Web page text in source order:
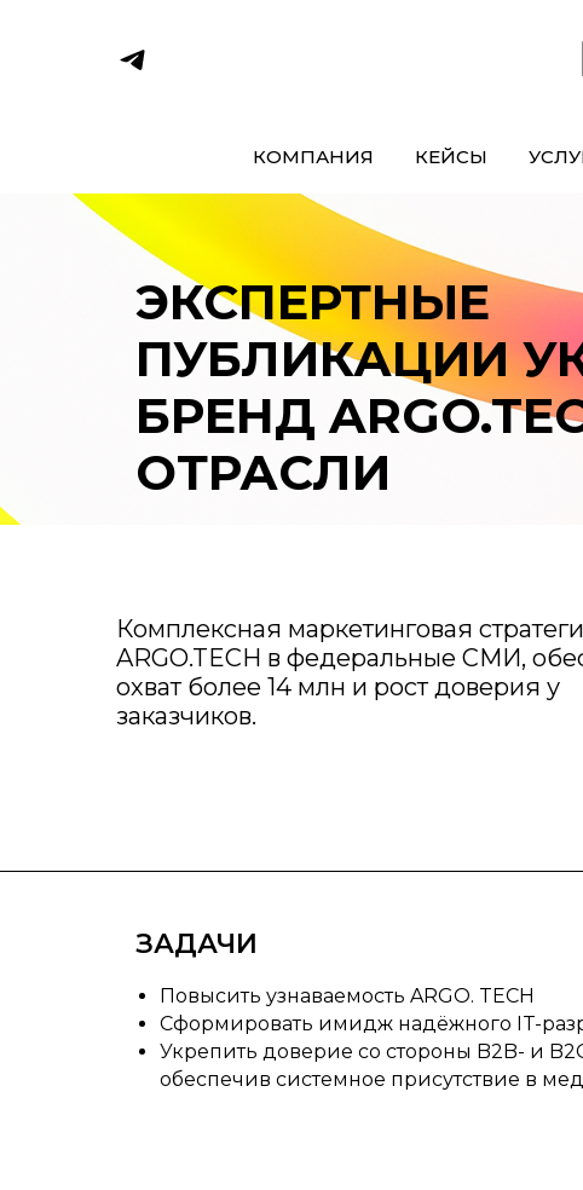
КОМПАНИЯ КЕЙСЫ
ЭКСПЕРТНЫЕ
ПУБЛИКАЦИИ
БРЕНД
ОТРАСЛИ
Комплексная маркетинговая
ARGO.TECH в федеральные СМИ,
охват более 14 млн и рост доверия у
заказчиков.
ЗАДАЧИ
Повысить узнаваемость ARGO. TECH
Сформировать имидж надёжного IT-
Укрепить доверие со стороны B2B- и
обеспечив системное присутствие в